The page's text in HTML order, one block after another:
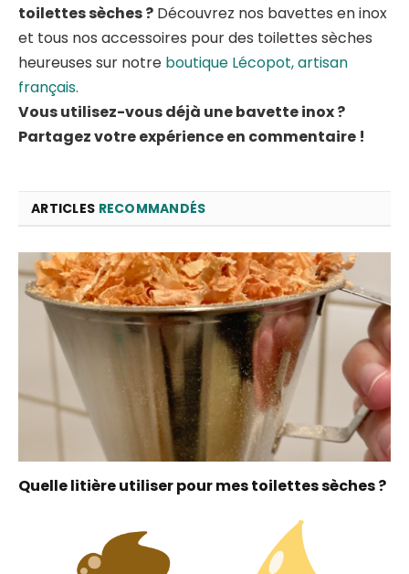
toilettes sèches ? Découvrez nos bavettes en inox
et tous nos accessoires pour des toilettes sèches
heureuses sur notre boutique Lécopot, artisan
français.
Vous utilisez-vous déjà une bavette inox ?
Partagez votre expérience en commentaire !
ARTICLES RECOMMANDÉS
Quelle litière utiliser pour mes toilettes sèches ?